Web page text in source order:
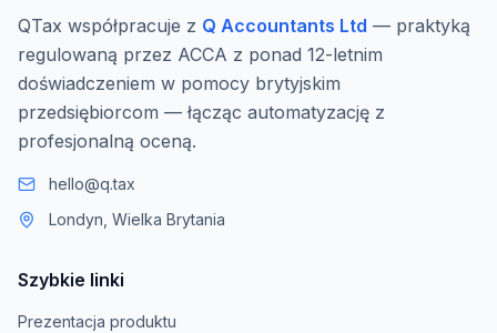
QTax współpracuje z Q Accountants Ltd — praktyką
regulowaną przez ACCA z ponad 12-letnim
doświadczeniem w pomocy brytyjskim
przedsiębiorcom — łącząc automatyzację z
profesjonalną oceną.
hello@q.tax
Londyn, Wielka Brytania
Szybkie linki
Prezentacja produktu